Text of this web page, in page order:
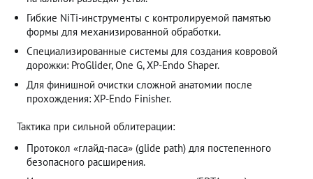
Гибкие NiTi-инструменты с контролируемой памятью
формы для механизированной обработки.
Специализированные системы для создания ковровой
дорожки: ProGlider, One G, XP-Endo Shaper.
Для финишной очистки сложной анатомии после
прохождения: XP-Endo Finisher.
Тактика при сильной облитерации:
Протокол «глайд-паса» (glide path) для постепенного
безопасного расширения.